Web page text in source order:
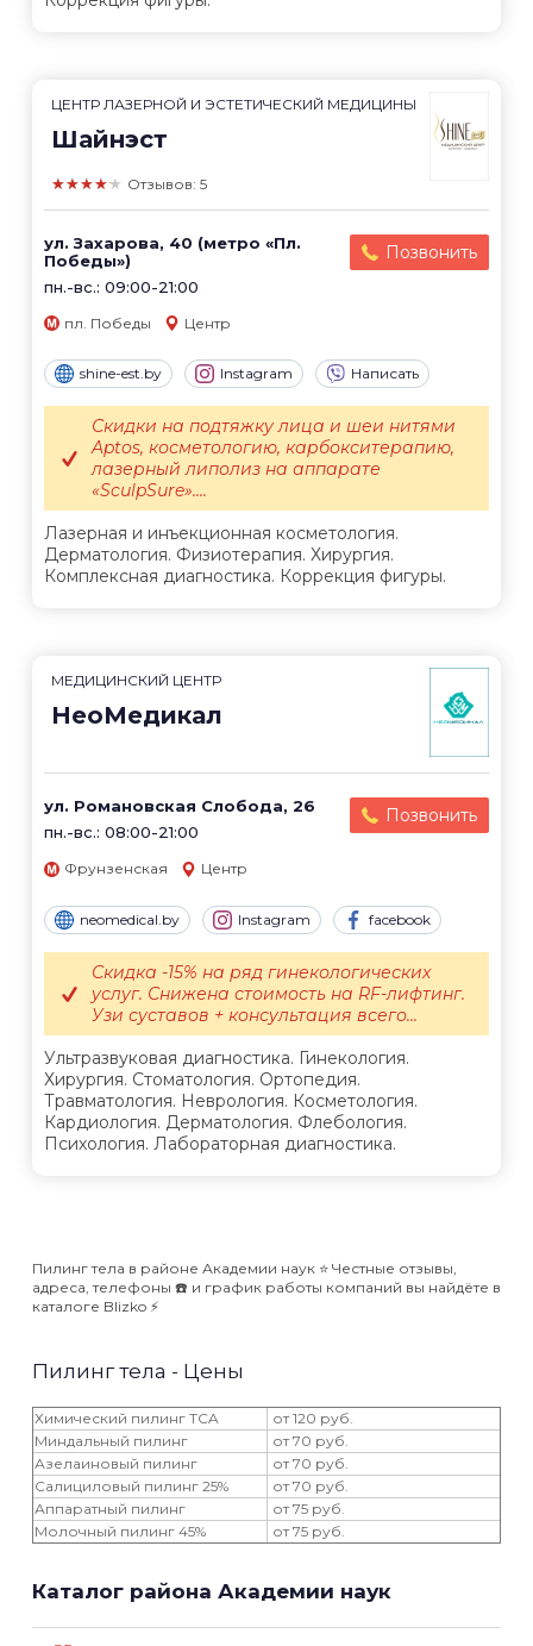
ЦЕНТР ЛАЗЕРНОЙ И ЭСТЕТИЧЕСКИЙ МЕДИЦИНЫ
Шайнэст
★★★★★ Отзывов: 5
ул. Захарова, 40 (метро «Пл.
Победы»)
пн.-вс.: 09:00-21:00
Позвонить
пл. Победы Центр
shine-est.by Instagram Написать
Лазерная и инъекционная косметология.
Дерматология. Физиотерапия. Хирургия.
Комплексная диагностика. Коррекция фигуры.
Скидки на подтяжку лица и шеи нитями
Aptos, косметологию, карбокситерапию,
лазерный липолиз на аппарате
«SculpSure»....
МЕДИЦИНСКИЙ ЦЕНТР
НеоМедикал
ул. Романовская Слобода, 26
пн.-вс.: 08:00-21:00
Позвонить
Фрунзенская Центр
neomedical.by Instagram facebook
Ультразвуковая диагностика. Гинекология.
Хирургия. Стоматология. Ортопедия.
Травматология. Неврология. Косметология.
Кардиология. Дерматология. Флебология.
Психология. Лабораторная диагностика.
Скидка -15% на ряд гинекологических
услуг. Снижена стоимость на RF-лифтинг.
Узи суставов + консультация всего...
Пилинг тела в районе Академии наук ⭐️ Честные отзывы,
адреса, телефоны ☎️ и график работы компаний вы найдёте в
каталоге Blizko ⚡️
Пилинг тела - Цены
Химический пилинг TCA
от 120 руб.
Миндальный пилинг
от 70 руб.
Азелаиновый пилинг
от 70 руб.
Салициловый пилинг 25%
от 70 руб.
Аппаратный пилинг
от 75 руб.
Молочный пилинг 45%
от 75 руб.
Каталог района Академии наук